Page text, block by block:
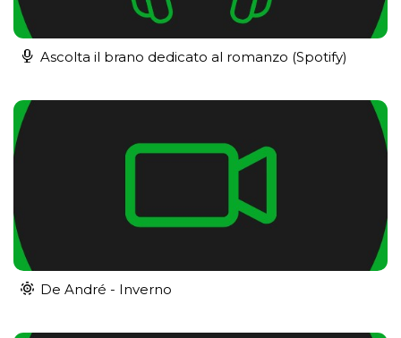
Ascolta il brano dedicato al romanzo (Spotify)
De André - Inverno